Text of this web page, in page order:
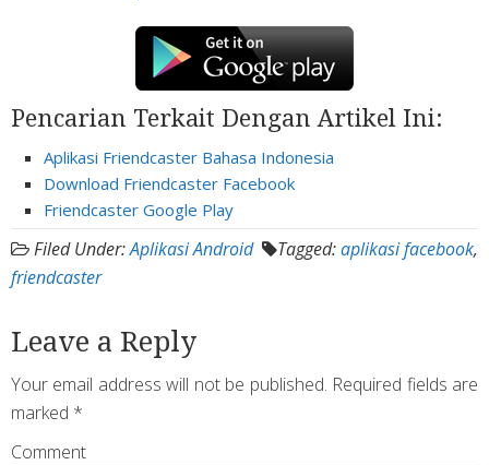
Pencarian Terkait Dengan Artikel Ini:
Aplikasi Friendcaster Bahasa Indonesia
Download Friendcaster Facebook
Friendcaster Google Play
Filed Under:Aplikasi Android Tagged:aplikasi facebook,
friendcaster
Leave a Reply
Your email address will not be published. Required fields are
marked *
Comment